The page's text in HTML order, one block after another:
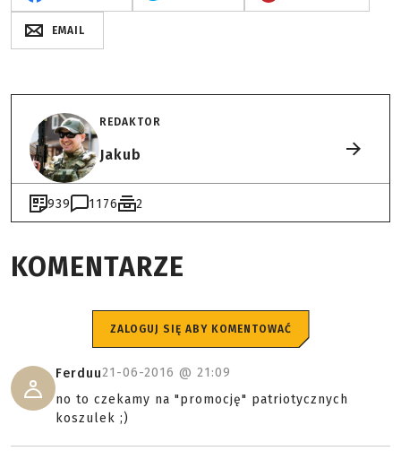
EMAIL
REDAKTOR
Jakub
939 1176 2
KOMENTARZE
ZALOGUJ SIĘ ABY KOMENTOWAĆ
Ferduu21-06-2016 @ 21:09
no to czekamy na "promocję" patriotycznych
koszulek ;)